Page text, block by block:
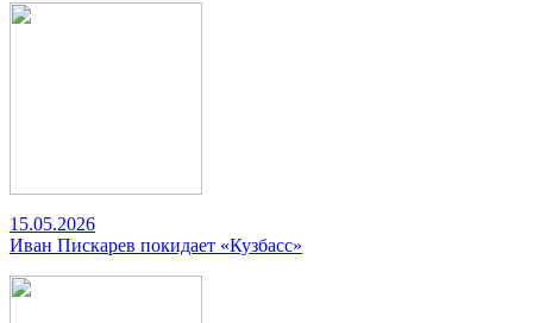
15.05.2026
Иван Пискарев покидает «Кузбасс»